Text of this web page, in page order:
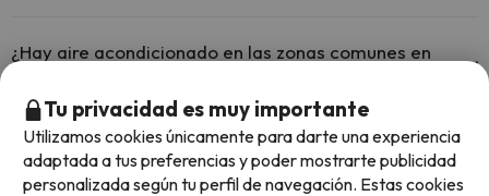
¿Hay aire acondicionado en las zonas comunes en
Sí, Hotel Hf Tuela Porto tiene aire acondicionado en las zonas
comunes.
¿Hotel Hf Tuela Porto está adaptado para personas
con movilidad reducida?
Tu privacidad es muy importante
Utilizamos cookies únicamente para darte una experiencia
adaptada a tus preferencias y poder mostrarte publicidad
personalizada según tu perfil de navegación. Estas cookies